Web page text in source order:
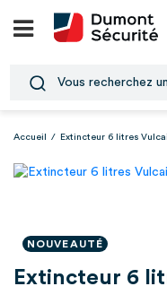
Accueil / Extincteur 6 litres
NOUVEAUTÉ
Extincteur 6